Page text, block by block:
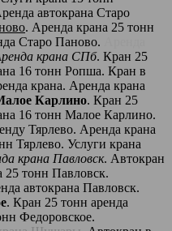
автокрана Старо
. Аренда крана 25 тонн
Старо Паново.
крана СПб. Кран 25
16 тонн Ропша. Кран в
крана. Аренда крана
Карлино. Кран 25
16 тонн Малое Карлино.
Тярлево. Аренда крана
Тярлево. Услуги крана
крана Павловск. Автокран
25 тонн Павловск.
автокрана Павловск.
. Кран 25 тонн аренда
Федоровское.